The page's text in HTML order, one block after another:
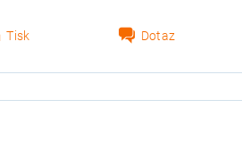
Tisk Dotaz